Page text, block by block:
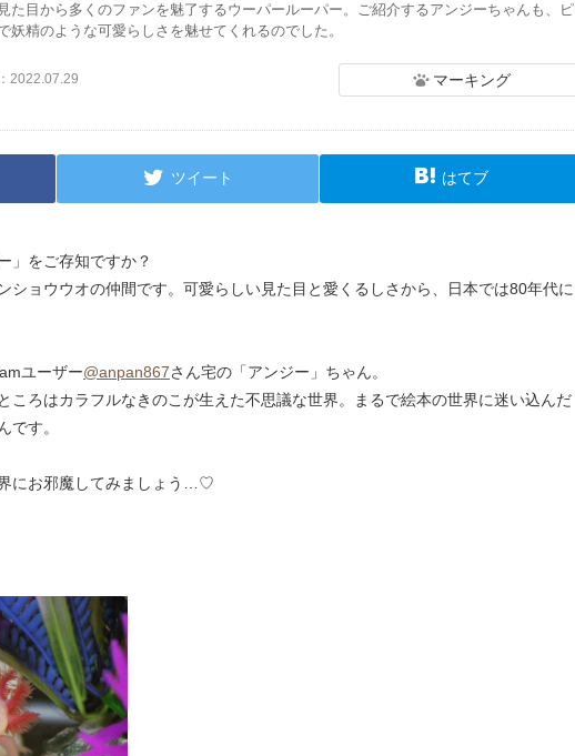
た目から多くのファンを魅了するウーパールーパー。ご紹介するアンジーちゃんも、ピ
精のような可愛らしさを魅せてくれるのでした。
2022.07.29 マーキング
ツイート はてブ
」をご存知ですか？
ショウウオの仲間です。可愛らしい見た目と愛くるしさから、日本では80年代に
ユーザー@anpan867さん宅の「アンジー」ちゃん。
ころはカラフルなきのこが生えた不思議な世界。まるで絵本の世界に迷い込んだ
です。
にお邪魔してみましょう…♡